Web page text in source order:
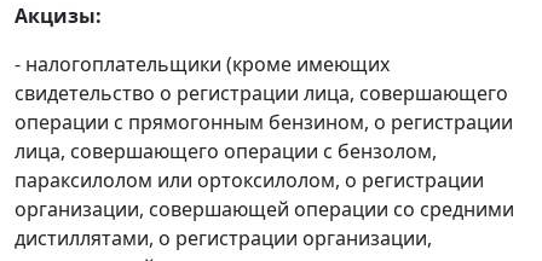
Акцизы:
- налогоплательщики (кроме имеющих
свидетельство о регистрации лица, совершающего
операции с прямогонным бензином, о регистрации
лица, совершающего операции с бензолом,
параксилолом или ортоксилолом, о регистрации
организации, совершающей операции со средними
дистиллятами, о регистрации организации,